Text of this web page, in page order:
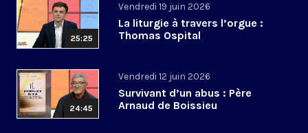
25:25
Vendredi 19 juin 2026
La liturgie à travers l’orgue :
Thomas Ospital
24:45
Vendredi 12 juin 2026
Survivant d’un abus : Père
Arnaud de Boissieu